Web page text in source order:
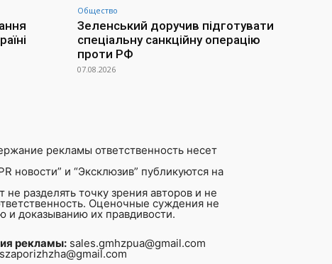
Общество
Зеленський доручив підготувати
спеціальну санкційну операцію
проти РФ
07.08.2026
рекламы ответственность несет
новости” и “Эксклюзив” публикуются на
разделять точку зрения авторов и не
Оценочные суждения не
доказыванию их правдивости.
рекламы: sales.gmhzpua@gmail.com